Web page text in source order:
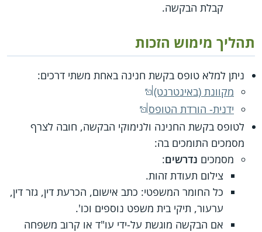
קבלת הבקשה.
תהליך מימוש הזכות
ניתן למלא טופס בקשת חנינה באחת משתי דרכים:
מקוונת (באינטרנט)
ידנית- הורדת הטופס
לטופס בקשת החנינה ולנימוקי הבקשה, חובה לצרף
מסמכים התומכים בה:
מסמכים נדרשים:
צילום תעודת זהות.
כל החומר המשפטי: כתב אישום, הכרעת דין, גזר דין,
ערעור, תיקי בית משפט נוספים וכו'.
אם הבקשה מוגשת על-ידי עו"ד או קרוב משפחה